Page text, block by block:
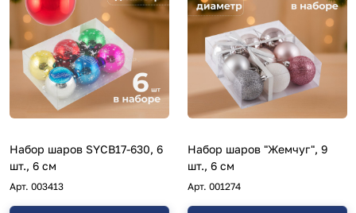
Набор шаров SYCB17-630, 6
шт., 6 см
Арт. 003413
Набор шаров "Жемчуг", 9
шт., 6 см
Арт. 001274